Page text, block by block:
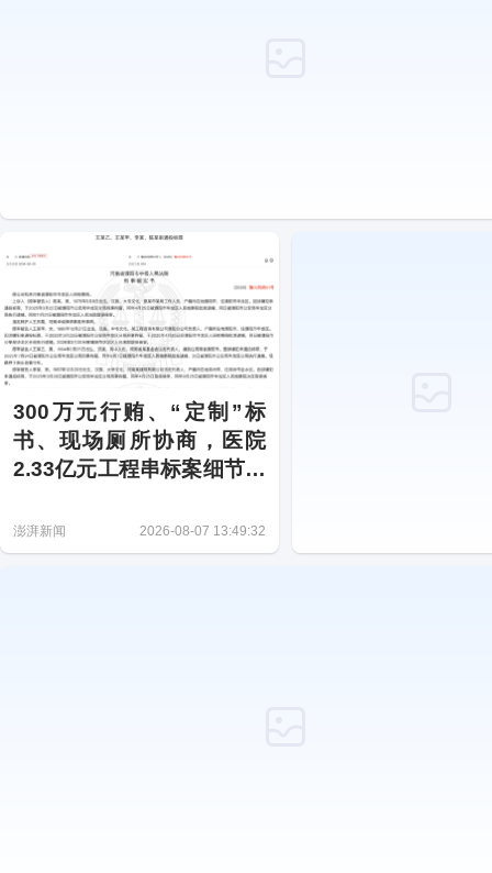
300万元行贿、“定制”标
书、现场厕所协商，医院
2.33亿元工程串标案细节披
澎湃新闻 2026-08-07 13:49:32